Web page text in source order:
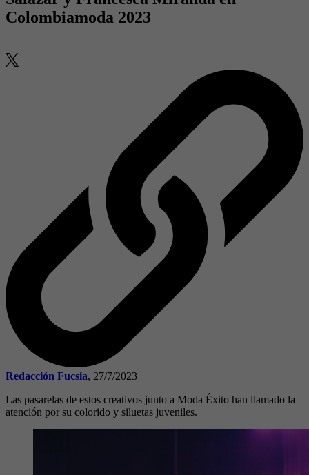
Colombiamoda 2023
Redacción Fucsia, 27/7/2023
Las pasarelas de estos creativos junto a Moda Éxito han llamado la
atención por su colorido y siluetas juveniles.